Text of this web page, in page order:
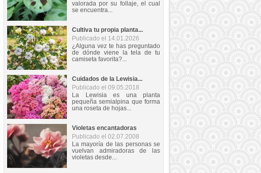
valorada por su follaje, el cual
se encuentra...
Cultiva tu propia planta...
Publicado el 14.01.2026
¿Alguna vez te has preguntado
de dónde viene la tela de tu
camiseta favorita?...
Cuidados de la Lewisia...
Publicado el 09.05.2018
La Lewisia es una planta
pequeña semialpina que forma
una roseta de hojas...
Violetas encantadoras
Publicado el 02.07.2008
La mayoría de las personas se
vuelvan admiradoras de las
violetas desde...